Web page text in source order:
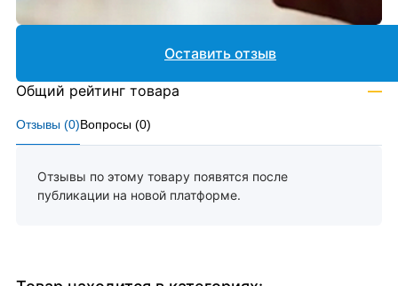
Отзывы (0)Вопросы (0)
Отзывы по этому товару появятся после
публикации на новой платформе.
Оставить отзыв
Общий рейтинг товара —